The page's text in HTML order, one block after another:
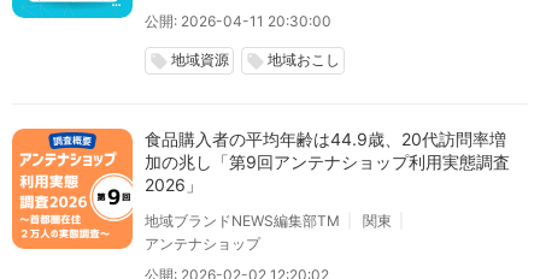
公開: 2026-04-11 20:30:00
local_offer 地域資源 local_offer 地域おこし
食品購入者の平均年齢は44.9歳、20代訪問率増
加の兆し「第9回アンテナショップ利用実態調査
2026」
地域ブランドNEWS編集部TM
関東
アンテナショップ
公開: 2026-02-02 12:20:02